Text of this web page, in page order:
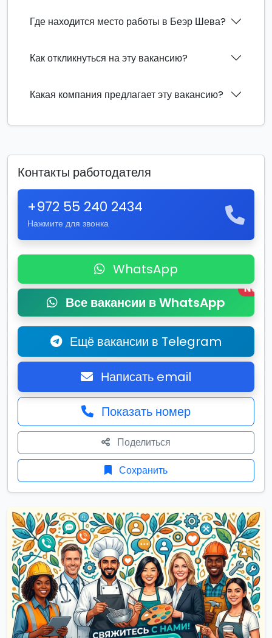
Где находится место работы в Беэр Шева?
Как откликнуться на эту вакансию?
Какая компания предлагает эту вакансию?
Контакты работодателя
+972 55 240 2434
Нажмите для звонка
WhatsApp
Все вакансии в WhatsApp
New
Ещё вакансии в Telegram
Написать email
Показать номер
Поделиться
Сохранить